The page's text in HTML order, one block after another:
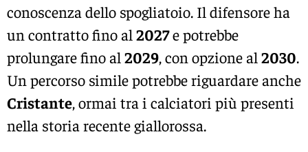
conoscenza dello spogliatoio. Il difensore ha
un contratto fino al 2027e potrebbe
prolungare fino al 2029, con opzione al 2030.
Un percorso simile potrebbe riguardare anche
Cristante, ormai tra i calciatori più presenti
nella storia recente giallorossa.